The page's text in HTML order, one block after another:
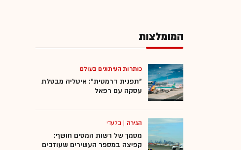
מינוי בכירים
המומלצות
כותרות העיתונים בעולם
"תפנית דרמטית": איטליה מבטלת
עסקה עם רפאל
הגירה |בלעדי
מסמך של רשות המסים חושף:
קפיצה במספר העשירים שעוזבים